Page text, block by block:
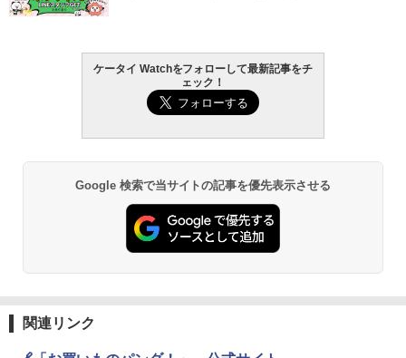
ケータイ Watchをフォローして最新記事をチ
ェック！
Google 検索で当サイトの記事を優先表示させる
関連リンク